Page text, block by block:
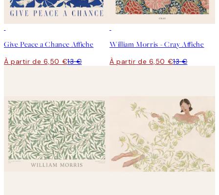
Give Peace a Chance Affiche
À partir de 6,50 €13 €
William Morris - Cray Affiche
À partir de 6,50 €13 €